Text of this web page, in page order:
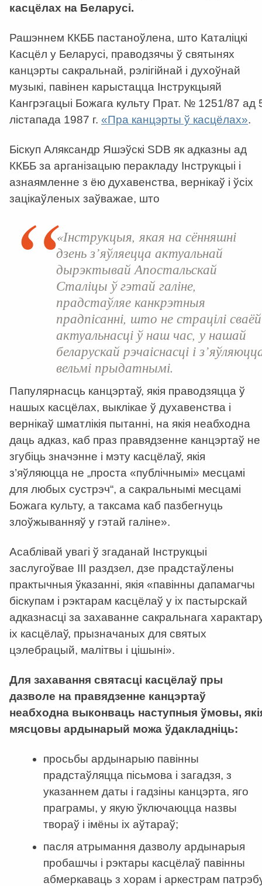
касцёлах на Беларусі.
Рашэннем ККББ пастаноўлена, што Каталіцкі
Касцёл у Беларусі, праводзячы ў святынях
канцэрты сакральнай, рэлігійнай і духоўнай
музыкі, павінен карыстацца Інструкцыяй
Кангрэгацыі Божага культу Прат. № 1251/87 ад
лістапада 1987 г. «Пра канцэрты ў касцёлах».
Біскуп Аляксандр Яшэўскі SDB як адказны ад
ККББ за арганізацыю перакладу Інструкцыі і
азнаямленне з ёю духавенства, вернікаў і ўсіх
зацікаўленых заўважае, што
«Інструкцыя, якая на сённяшні
дзень з’яўляецца актуальнай
дырэктывай Апостальскай
Сталіцы ў гэтай галіне,
прадстаўляе канкрэтныя
прадпісанні, што не страцілі сваёй
актуальнасці ў наш час, у нашай
беларускай рэчаіснасці і
вельмі прыдатнымі.
Папулярнасць канцэртаў, якія праводзяцца ў
нашых касцёлах, выклікае ў духавенства і
вернікаў шматлікія пытанні, на якія неабходна
даць адказ, каб праз правядзенне канцэртаў не
згубіць значэнне і мэту касцёлаў, якія
з’яўляюцца не „проста «публічнымі» месцамі
для любых сустрэч“, а сакральнымі месцамі
Божага культу, а таксама каб пазбегнуць
злоўжыванняў у гэтай галіне».
Асаблівай увагі ў згаданай Інструкцыі
заслугоўвае ІІІ раздзел, дзе прадстаўлены
практычныя ўказанні, якія «павінны дапамагчы
біскупам і рэктарам касцёлаў у іх пастырскай
адказнасці за захаванне сакральнага
іх касцёлаў, прызначаных для святых
цэлебрацый, малітвы і цішыні».
Для захавання святасці касцёлаў пры
дазволе на правядзенне канцэртаў
неабходна выконваць наступныя ўмовы,
мясцовы ардынарый можа ўдакладніць:
просьбы ардынарыю павінны
прадстаўляцца пісьмова і загадзя, з
указаннем даты і гадзіны канцэрта, яго
праграмы, у якую ўключаюцца назвы
твораў і імёны іх аўтараў;
пасля атрымання дазволу ардынарыя
пробашчы і рэктары касцёлаў павінны
абмеркаваць з хорам і аркестрам